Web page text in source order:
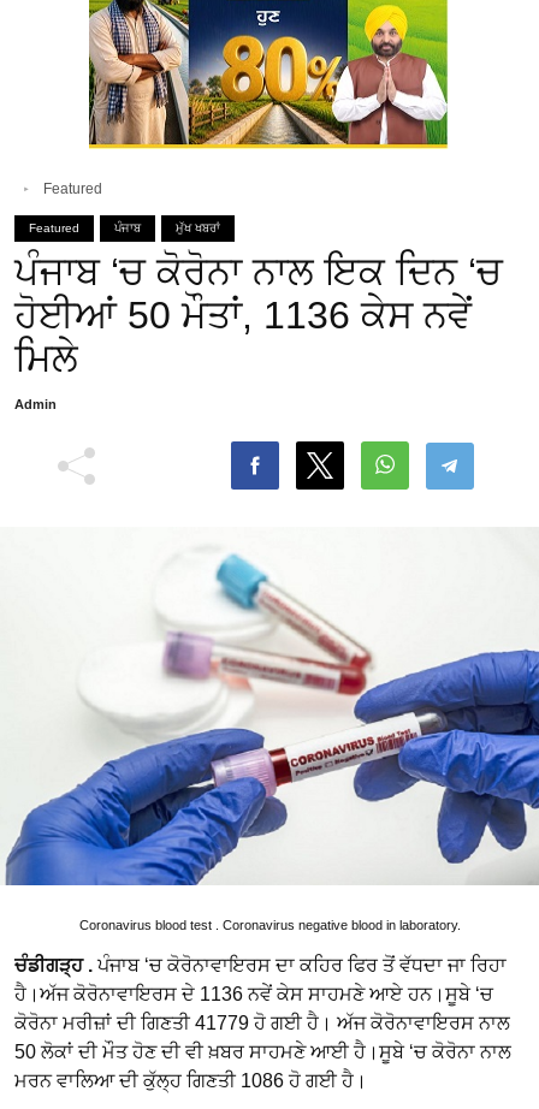
Featured
Featured ਪੰਜਾਬ ਮੁੱਖ ਖਬਰਾਂ
ਪੰਜਾਬ ‘ਚ ਕੋਰੋਨਾ ਨਾਲ ਇਕ ਦਿਨ ‘ਚ
ਹੋਈਆਂ 50 ਮੌਤਾਂ, 1136 ਕੇਸ ਨਵੇਂ
ਮਿਲੇ
Admin
Coronavirus blood test . Coronavirus negative blood in laboratory.
ਚੰਡੀਗੜ੍ਹ .ਪੰਜਾਬ ‘ਚ ਕੋਰੋਨਾਵਾਇਰਸ ਦਾ ਕਹਿਰ ਫਿਰ ਤੋਂ ਵੱਧਦਾ ਜਾ ਰਿਹਾ
ਹੈ।ਅੱਜ ਕੋਰੋਨਾਵਾਇਰਸ ਦੇ 1136 ਨਵੇਂ ਕੇਸ ਸਾਹਮਣੇ ਆਏ ਹਨ।ਸੂਬੇ ‘ਚ
ਕੋਰੋਨਾ ਮਰੀਜ਼ਾਂ ਦੀ ਗਿਣਤੀ 41779 ਹੋ ਗਈ ਹੈ। ਅੱਜ ਕੋਰੋਨਾਵਾਇਰਸ ਨਾਲ
50 ਲੋਕਾਂ ਦੀ ਮੌਤ ਹੋਣ ਦੀ ਵੀ ਖ਼ਬਰ ਸਾਹਮਣੇ ਆਈ ਹੈ।ਸੂਬੇ ‘ਚ ਕੋਰੋਨਾ ਨਾਲ
ਮਰਨ ਵਾਲਿਆ ਦੀ ਕੁੱਲ੍ਹ ਗਿਣਤੀ 1086 ਹੋ ਗਈ ਹੈ।